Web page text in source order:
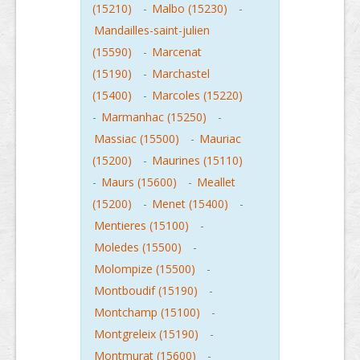
(15210)
- Malbo (15230)
-
Mandailles-saint-julien
(15590)
- Marcenat
(15190)
- Marchastel
(15400)
- Marcoles (15220)
- Marmanhac (15250)
-
Massiac (15500)
- Mauriac
(15200)
- Maurines (15110)
- Maurs (15600) - Meallet
(15200)
- Menet (15400)
-
Mentieres (15100)
-
Moledes (15500)
-
Molompize (15500)
-
Montboudif (15190)
-
Montchamp (15100)
-
Montgreleix (15190)
-
Montmurat (15600)
-